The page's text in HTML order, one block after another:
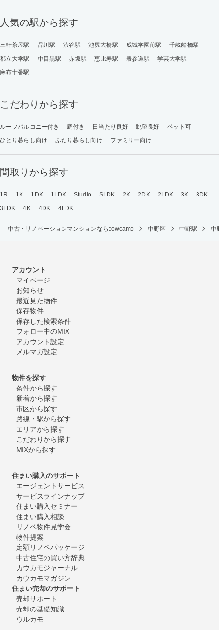
人気の駅から探す
三軒茶屋駅 品川駅 渋谷駅 池尻大橋駅 成城学園前駅
千歳船橋駅
都立大学駅
中目黒駅 赤坂駅 恵比寿駅 表参道駅
学芸大学駅
麻布十番駅
こだわりから探す
ルーフバルコニー付き 庭付き 日当たり良好 眺望良好
ペット可
ひとり暮らし向け
ふたり暮らし向け ファミリー向け
間取りから探す
1R 1K 1DK 1LDK Studio SLDK 2K 2DK 2LDK 3K
3DK
3LDK
4K 4DK 4LDK
中古・リノベーションマンションならcowcamo 中野区 中野駅 中
アカウント
マイページ
お知らせ
最近見た物件
保存物件
保存した検索条件
フォロー中のMIX
アカウント設定
メルマガ設定
物件を探す
条件から探す
新着から探す
市区から探す
路線・駅から探す
エリアから探す
こだわりから探す
MIXから探す
住まい購入のサポート
エージェントサービス
サービスラインナップ
住まい購入セミナー
住まい購入相談
リノベ物件見学会
物件提案
定額リノベパッケージ
中古住宅の買い方辞典
カウカモジャーナル
カウカモマガジン
住まい売却のサポート
売却サポート
売却の基礎知識
ウルカモ